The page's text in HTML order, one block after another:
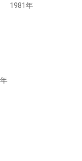
1981年